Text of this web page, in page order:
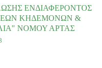
ΕΝΔΙΑΦΕΡΟΝΤΟΣ
ΚΗΔΕΜΟΝΩΝ &
ΝΟΜΟΥ ΑΡΤΑΣ